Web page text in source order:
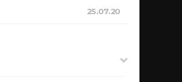
25.07.20